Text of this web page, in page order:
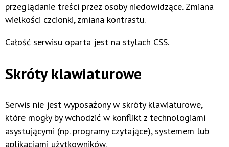
przeglądanie treści przez osoby niedowidzące. Zmiana
wielkości czcionki, zmiana kontrastu.
Całość serwisu oparta jest na stylach CSS.
Skróty klawiaturowe
Serwis nie jest wyposażony w skróty klawiaturowe,
które mogły by wchodzić w konflikt z technologiami
asystującymi (np. programy czytające), systemem lub
aplikacjami użytkowników.